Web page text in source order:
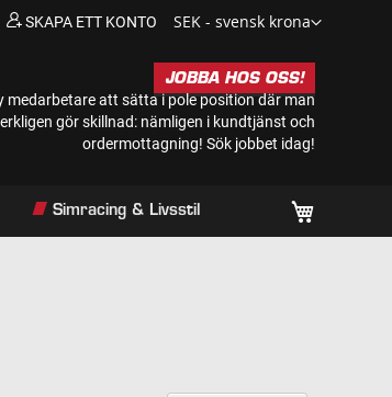
Valuta
SEK - svensk krona
SKAPA ETT KONTO
JOBBA HOS OSS!
medarbetare att sätta i pole position där man
gör skillnad: nämligen i kundtjänst och
ordermottagning! Sök jobbet idag!
Simracing & Livsstil